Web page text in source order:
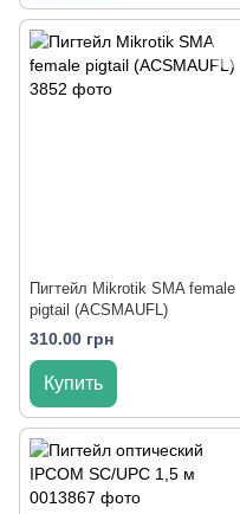
Пигтейл Mikrotik SMA female
pigtail (ACSMAUFL)
310.00 грн
Купить